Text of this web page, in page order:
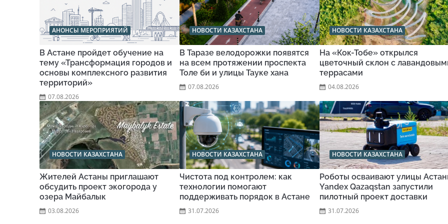
АНОНСЫ МЕРОПРИЯТИЙ
В Астане пройдет обучение на
тему «Трансформация городов и
основы комплексного развития
территорий»
07.08.2026
НОВОСТИ КАЗАХСТАНА
В Таразе велодорожки появятся
на всем протяжении проспекта
Толе би и улицы Тауке хана
07.08.2026
НОВОСТИ КАЗАХСТАНА
На «Кок-Тобе» открылся
цветочный склон с
террасами
04.08.2026
НОВОСТИ КАЗАХСТАНА
Жителей Астаны приглашают
обсудить проект экогорода у
озера Майбалык
03.08.2026
НОВОСТИ КАЗАХСТАНА
Чистота под контролем: как
технологии помогают
поддерживать порядок в Астане
31.07.2026
НОВОСТИ КАЗАХСТАНА
Роботы осваивают улицы
Yandex Qazaqstan запустили
пилотный проект доставки
31.07.2026